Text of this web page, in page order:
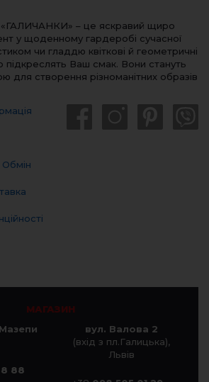
«ГАЛИЧАНКИ» – це яскравий щиро
у щоденному гардеробі сучасної
чи гладдю квіткові й геометричні
підкреслять Ваш смак. Вони стануть
для створення різноманітних образів
МАГАЗИН
88
вул. Валова 2
(вхід з пл.Галицька),
Львів